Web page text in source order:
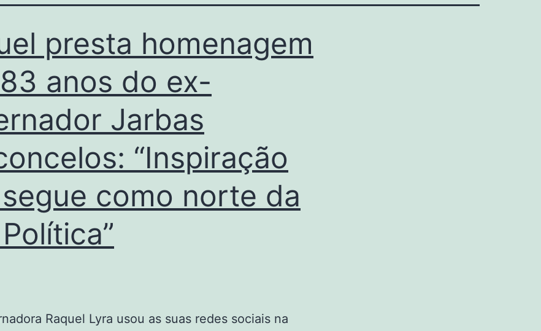
presta homenagem
anos do ex-
Jarbas
“Inspiração
como norte da
Raquel Lyra usou as suas redes sociais na